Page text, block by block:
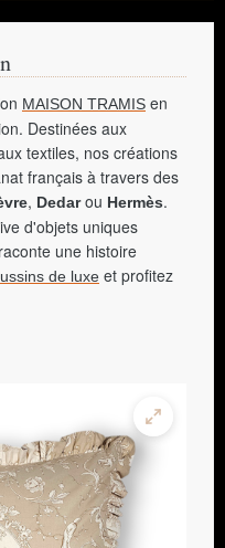
MAISON TRAMIS en
Destinées aux
textiles, nos créations
français à travers des
, Dedarou Hermès.
d'objets uniques
une histoire
de luxe et profitez